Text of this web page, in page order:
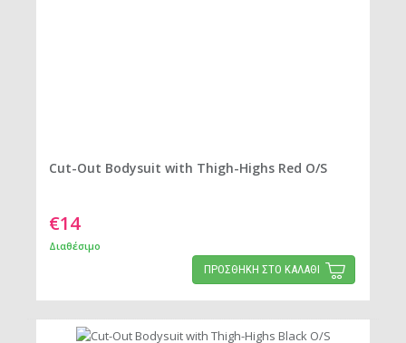
Cut-Out Bodysuit with Thigh-Highs Red O/S
€14
Διαθέσιμο
ΠΡΟΣΘΗΚΗ ΣΤΟ ΚΑΛΑΘΙ